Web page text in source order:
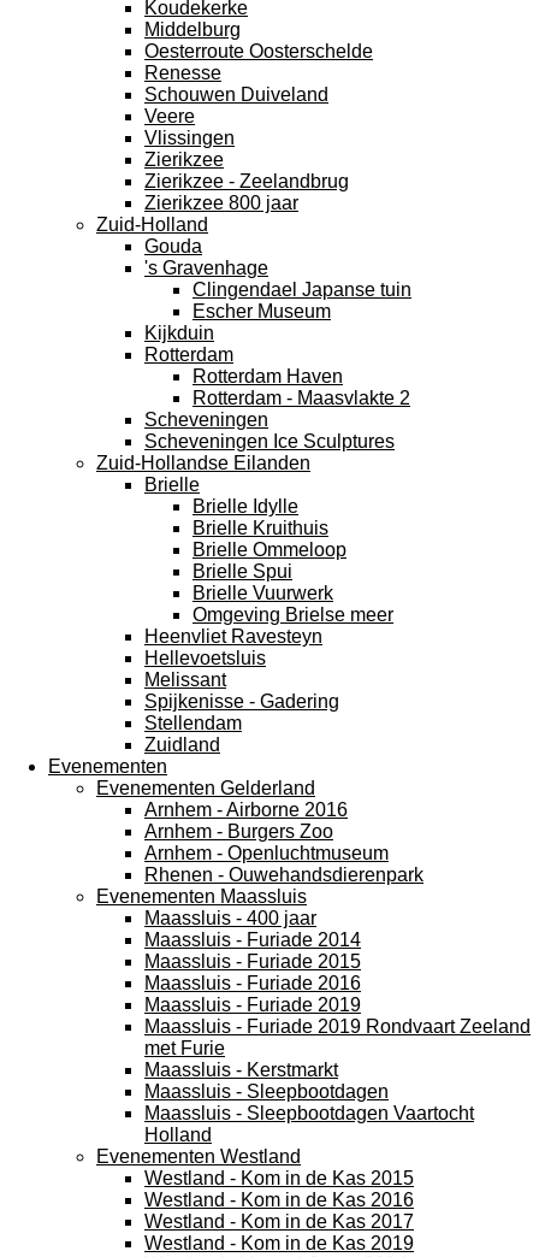
Koudekerke
Middelburg
Oesterroute Oosterschelde
Renesse
Schouwen Duiveland
Veere
Vlissingen
Zierikzee
Zierikzee - Zeelandbrug
Zierikzee 800 jaar
Zuid-Holland
Gouda
's Gravenhage
Clingendael Japanse tuin
Escher Museum
Kijkduin
Rotterdam
Rotterdam Haven
Rotterdam - Maasvlakte 2
Scheveningen
Scheveningen Ice Sculptures
Zuid-Hollandse Eilanden
Brielle
Brielle Idylle
Brielle Kruithuis
Brielle Ommeloop
Brielle Spui
Brielle Vuurwerk
Omgeving Brielse meer
Heenvliet Ravesteyn
Hellevoetsluis
Melissant
Spijkenisse - Gadering
Stellendam
Zuidland
Evenementen
Evenementen Gelderland
Arnhem - Airborne 2016
Arnhem - Burgers Zoo
Arnhem - Openluchtmuseum
Rhenen - Ouwehandsdierenpark
Evenementen Maassluis
Maassluis - 400 jaar
Maassluis - Furiade 2014
Maassluis - Furiade 2015
Maassluis - Furiade 2016
Maassluis - Furiade 2019
Maassluis - Furiade 2019 Rondvaart Zeeland
met Furie
Maassluis - Kerstmarkt
Maassluis - Sleepbootdagen
Maassluis - Sleepbootdagen Vaartocht
Holland
Evenementen Westland
Westland - Kom in de Kas 2015
Westland - Kom in de Kas 2016
Westland - Kom in de Kas 2017
Westland - Kom in de Kas 2019